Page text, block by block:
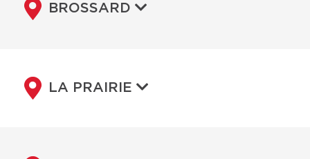
BROSSARD
LA PRAIRIE